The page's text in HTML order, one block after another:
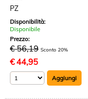
PZ
Disponibilità:
Disponibile
Prezzo:
€ 56,19 Sconto 20%
€44,95